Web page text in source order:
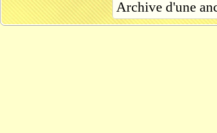
Archive d'une